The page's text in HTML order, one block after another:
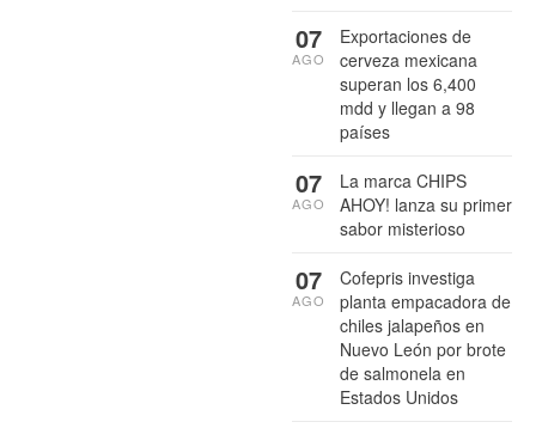
Exportaciones de
cerveza mexicana
superan los 6,400
mdd y llegan a 98
países
07
AGO
La marca CHIPS
AHOY! lanza su primer
sabor misterioso
07
AGO
Cofepris investiga
planta empacadora de
chiles jalapeños en
Nuevo León por brote
de salmonela en
Estados Unidos
07
AGO